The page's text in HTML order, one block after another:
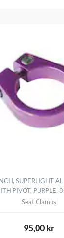
SUPERLIGHT
PIVOT, PURPLE,
Seat Clamps
95,00 kr